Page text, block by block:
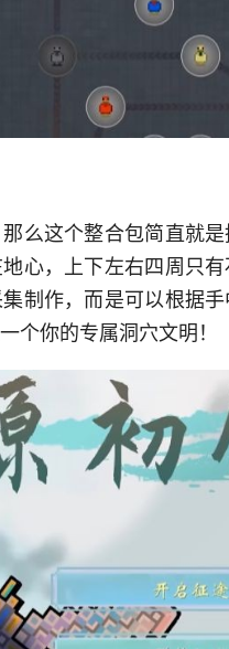
么这个整合包简直就
心，上下左右四周只
制作，而是可以根据
个你的专属洞穴文明！